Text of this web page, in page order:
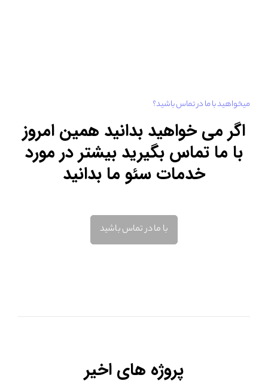
میخواهید با ما در تماس باشید؟
اگر می خواهید بدانید همین امروز
با ما تماس بگیرید بیشتر در مورد
خدمات سئو ما بدانید
با ما در تماس باشید
پروژه های اخیر